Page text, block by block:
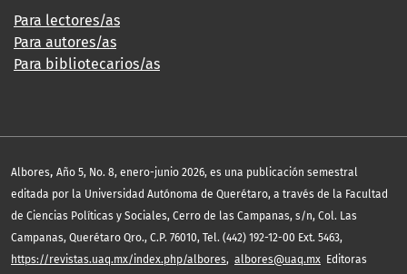
Para lectores/as
Para autores/as
Para bibliotecarios/as
Albores, Año 5, No. 8, enero-junio 2026, es una publicación semestral
editada por la Universidad Autónoma de Querétaro, a través de la Facultad
de Ciencias Políticas y Sociales, Cerro de las Campanas, s/n, Col. Las
Campanas, Querétaro Qro., C.P. 76010, Tel. (442) 192-12-00 Ext. 5463,
https://revistas.uaq.mx/index.php/albores, albores@uaq.mx Editoras